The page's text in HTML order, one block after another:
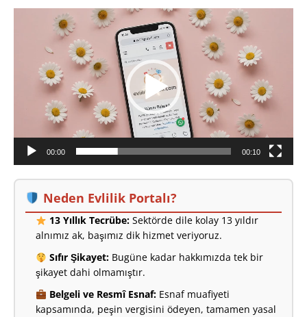
00:00 00:10
Neden Evlilik Portalı?
13 Yıllık Tecrübe:Sektörde dile kolay 13 yıldır
alnımız ak, başımız dik hizmet veriyoruz.
Sıfır Şikayet:Bugüne kadar hakkımızda tek bir
şikayet dahi olmamıştır.
Belgeli ve Resmî Esnaf:Esnaf muafiyeti
kapsamında, peşin vergisini ödeyen, tamamen yasal